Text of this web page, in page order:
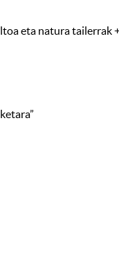
eta natura tailerrak